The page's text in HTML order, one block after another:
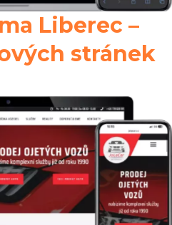
Liberec –
stránek